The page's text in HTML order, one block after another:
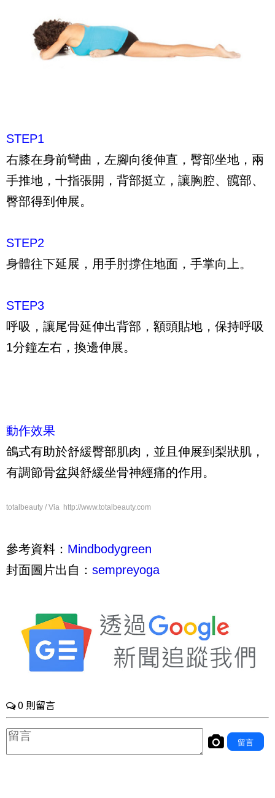
STEP1
右膝在身前彎曲，左腳向後伸直，臀部坐地，兩
手推地，十指張開，背部挺立，讓胸腔、髖部、
臀部得到伸展。
STEP2
身體往下延展，用手肘撐住地面，手掌向上。
STEP3
呼吸，讓尾骨延伸出背部，額頭貼地，保持呼吸
1分鐘左右，換邊伸展。
動作效果
鴿式有助於舒緩臀部肌肉，並且伸展到梨狀肌，
有調節骨盆與舒緩坐骨神經痛的作用。
totalbeauty / Via http://www.totalbeauty.com
參考資料： Mindbodygreen
封面圖片出自： sempreyoga